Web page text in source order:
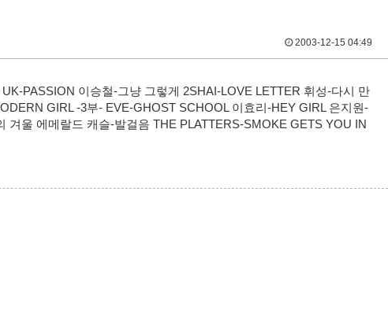
2003-12-15 04:49
PASSION 이승철-그냥 그렇게 2SHAI-LOVE LETTER 휘성-다시 만
GIRL -3부- EVE-GHOST SCHOOL 이효리-HEY GIRL 은지원-
울 에메랄드 캐슬-발걸음 THE PLATTERS-SMOKE GETS YOU IN